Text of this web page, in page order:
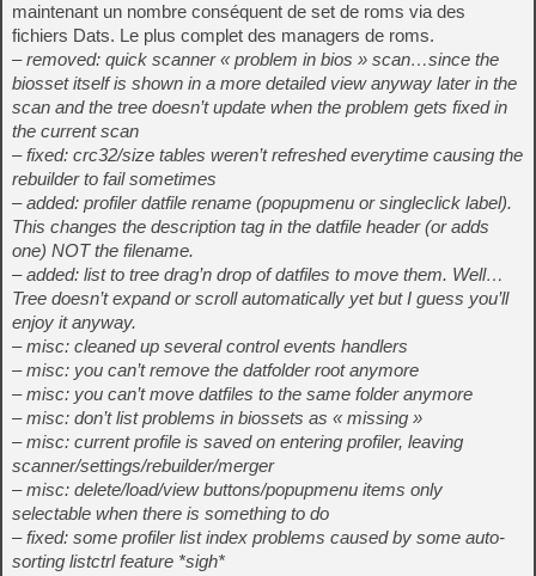
maintenant un nombre conséquent de set de roms via des
fichiers Dats. Le plus complet des managers de roms.
– removed: quick scanner « problem in bios » scan…since the
biosset itself is shown in a more detailed view anyway later in the
scan and the tree doesn’t update when the problem gets fixed in
the current scan
– fixed: crc32/size tables weren’t refreshed everytime causing the
rebuilder to fail sometimes
– added: profiler datfile rename (popupmenu or singleclick label).
This changes the description tag in the datfile header (or adds
one) NOT the filename.
– added: list to tree drag’n drop of datfiles to move them. Well…
Tree doesn’t expand or scroll automatically yet but I guess you’ll
enjoy it anyway.
– misc: cleaned up several control events handlers
– misc: you can’t remove the datfolder root anymore
– misc: you can’t move datfiles to the same folder anymore
– misc: don’t list problems in biossets as « missing »
– misc: current profile is saved on entering profiler, leaving
scanner/settings/rebuilder/merger
– misc: delete/load/view buttons/popupmenu items only
selectable when there is something to do
– fixed: some profiler list index problems caused by some auto-
sorting listctrl feature *sigh*